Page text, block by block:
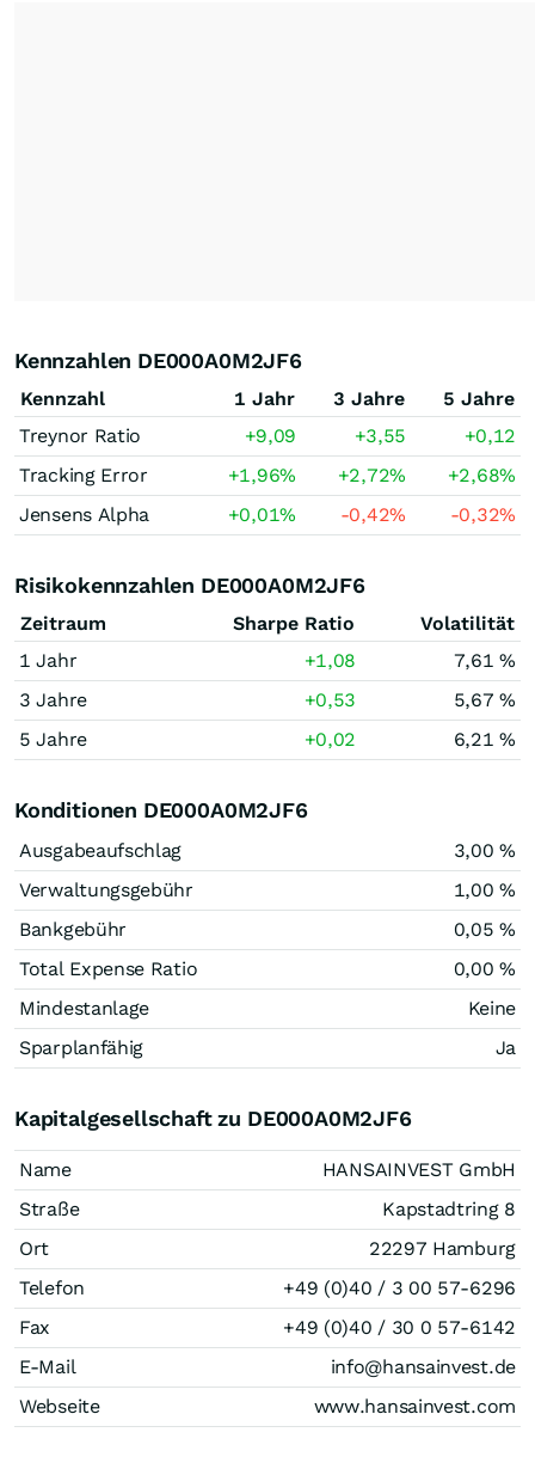
Kennzahlen DE000A0M2JF6
Kennzahl 1 Jahr 3 Jahre
5 Jahre
Treynor Ratio
+9,09 +3,55
+0,12
Tracking Error
+1,96% +2,72% +2,68%
Jensens Alpha
+0,01% -0,42% -0,32%
Risikokennzahlen DE000A0M2JF6
Zeitraum Sharpe Ratio
Volatilität
1 Jahr
+1,08
7,61 %
3 Jahre
+0,53
5,67 %
5 Jahre
+0,02 6,21 %
Konditionen DE000A0M2JF6
Ausgabeaufschlag
3,00 %
Verwaltungsgebühr
1,00 %
Bankgebühr
0,05 %
Total Expense Ratio
0,00 %
Mindestanlage
Keine
Sparplanfähig
Ja
Kapitalgesellschaft zu DE000A0M2JF6
Name
HANSAINVEST GmbH
Straße
Kapstadtring 8
Ort
22297 Hamburg
Telefon
+49 (0)40 / 3 00 57-6296
Fax
+49 (0)40 / 30 0 57-6142
E-Mail
info@hansainvest.de
Webseite
www.hansainvest.com